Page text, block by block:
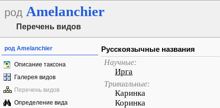
род Amelanchier
Перечень видов
род Amelanchier
Описание таксона
Галерея видов
Перечень видов
Определение вида
Русскоязычные названия
Научные:
Ирга
Тривиальные:
Каринка
Коринка